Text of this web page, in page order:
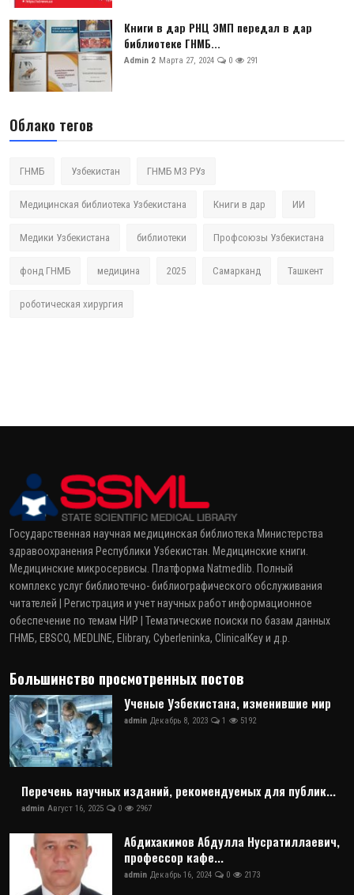
Книги в дар РНЦ ЭМП передал в дар
библиотеке ГНМБ...
Admin 2 Марта 27, 2024 0 291
Облако тегов
ГНМБ Узбекистан ГНМБ МЗ РУз
Медицинская библиотека Узбекистана Книги в дар ИИ
Медики Узбекистана библиотеки Профсоюзы Узбекистана
фонд ГНМБ медицина 2025 Самарканд Ташкент
роботическая хирургия
Государственная научная медицинская библиотека Министерства
здравоохранения Республики Узбекистан. Медицинские книги.
Медицинские микросервисы. Платформа Natmedlib. Полный
комплекс услуг библиотечно- библиографического обслуживания
читателей | Регистрация и учет научных работ информационное
обеспечение по темам НИР | Тематические поиски по базам данных
ГНМБ, EBSCO, MEDLINE, Elibrary, Cyberleninka, ClinicalKey и д.р.
Большинство просмотренных постов
Ученые Узбекистана, изменившие мир
admin Декабрь 8, 2023 1 5192
Перечень научных изданий, рекомендуемых для публик...
admin Август 16, 2025 0 2967
Абдихакимов Абдулла Нусратиллаевич,
профессор кафе...
admin Декабрь 16, 2024 0 2173